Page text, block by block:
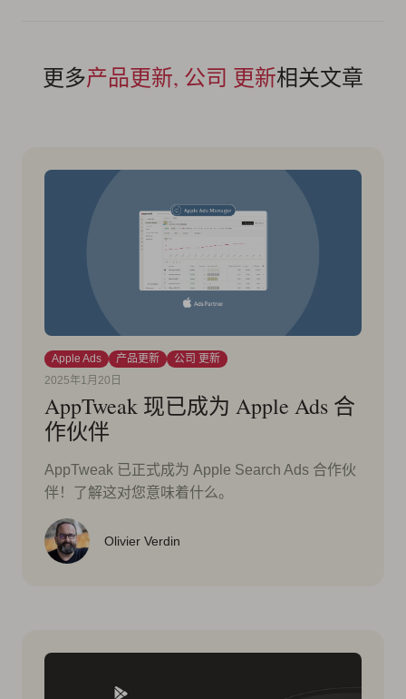
更多产品更新, 公司 更新相关文章
Apple Ads 产品更新
公司 更新
2025年1月20日
AppTweak 现已成为 Apple Ads 合
作伙伴
AppTweak 已正式成为 Apple Search Ads 合作伙
伴！了解这对您意味着什么。
Olivier Verdin